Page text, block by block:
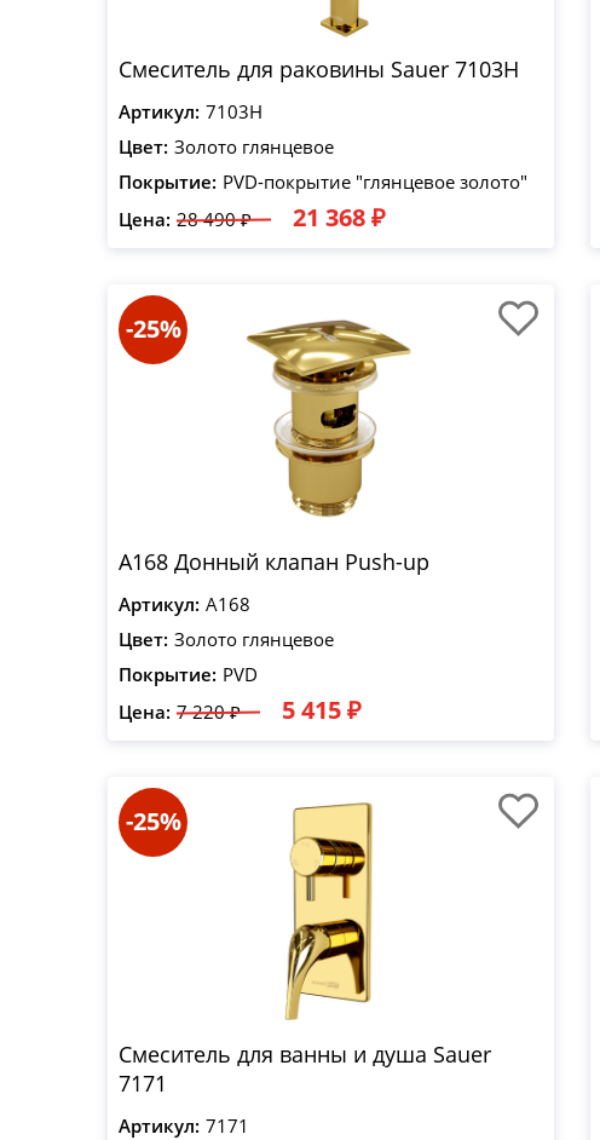
Смеситель для раковины Sauer 7103H
Артикул: 7103H
Цвет: Золото глянцевое
Покрытие: PVD-покрытие "глянцевое золото"
Цена: 28 490 ₽ 21 368 ₽
-25%
A168 Донный клапан Push-up
Артикул: A168
Цвет: Золото глянцевое
Покрытие: PVD
Цена: 7 220 ₽ 5 415 ₽
-25%
Смеситель для ванны и душа Sauer
7171
Артикул: 7171